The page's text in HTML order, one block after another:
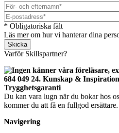
* Obligatoriska fält
Läs mer om hur vi hanterar dina
Lämna detta fält tomt.
Varför Skillspartner?
Trygghetsgaranti
Du kan vara lugn när du bokar hos
kommer du att få en fullgod ersättare.
Navigering